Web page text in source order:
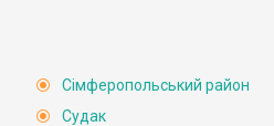
Сімферопольський район
Судак